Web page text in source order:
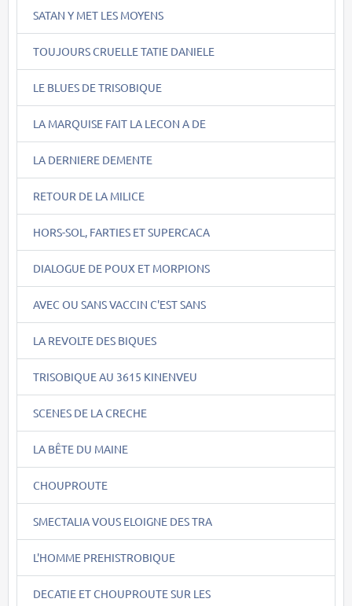
SATAN Y MET LES MOYENS
TOUJOURS CRUELLE TATIE DANIELE
LE BLUES DE TRISOBIQUE
LA MARQUISE FAIT LA LECON A DE
LA DERNIERE DEMENTE
RETOUR DE LA MILICE
HORS-SOL, FARTIES ET SUPERCACA
DIALOGUE DE POUX ET MORPIONS
AVEC OU SANS VACCIN C'EST SANS
LA REVOLTE DES BIQUES
TRISOBIQUE AU 3615 KINENVEU
SCENES DE LA CRECHE
LA BÊTE DU MAINE
CHOUPROUTE
SMECTALIA VOUS ELOIGNE DES TRA
L'HOMME PREHISTROBIQUE
DECATIE ET CHOUPROUTE SUR LES